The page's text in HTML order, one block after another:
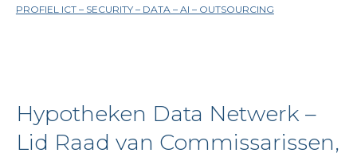
PROFIEL ICT – SECURITY – DATA – AI – OUTSOURCING
Hypotheken Data Netwerk –
Lid Raad van Commissarissen,